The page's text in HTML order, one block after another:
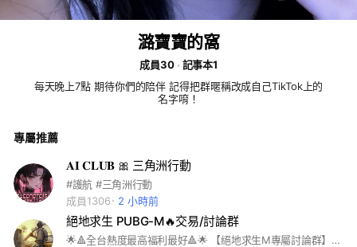
潞寶寶的窩
成員30
記事本1
每天晚上7點 期待你們的陪伴 記得把群暱稱改成自己TikTok上的
名字唷！
專屬推薦
𝐀𝐈 𝐂𝐋𝐔𝐁 🎀 三角洲行動
#護航 #三角洲行動
成員1306
2 小時前
絕地求生 PUBG-M🔥交易/討論群
🌟🔺全台熱度最高福利最好🔺🌟 【絕地求生M專屬討論群】 【高價收購你的帳號】 直接私訊官方賴即可✔️ 【出售各類帳號】 多隻可選✨皆在記事本‼️